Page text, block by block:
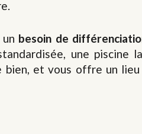
besoin de
une piscine
et vous offre un